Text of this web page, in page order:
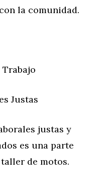
la comunidad.
Justas
justas y
es una parte
de motos.